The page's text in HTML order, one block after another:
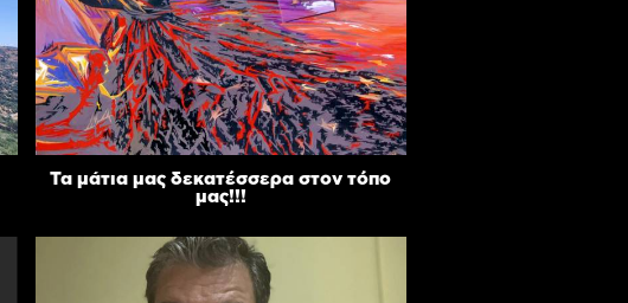
Τα μάτια μας δεκατέσσερα στον τόπο
μας!!!